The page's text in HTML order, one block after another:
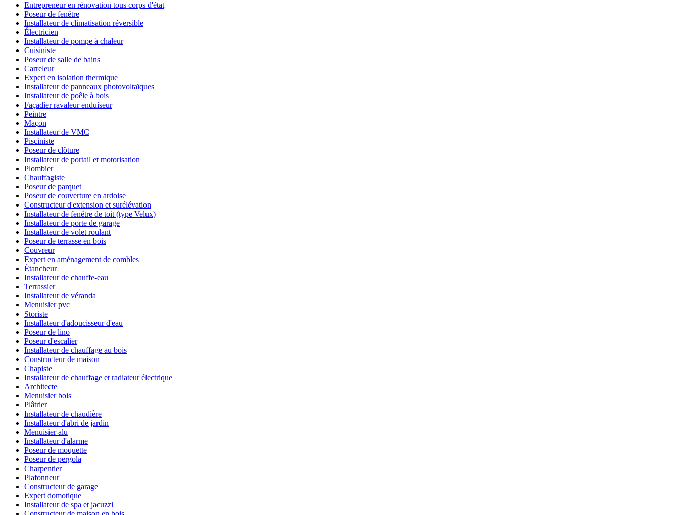
Entrepreneur en rénovation tous corps d'état
Poseur de fenêtre
Installateur de climatisation réversible
Électricien
Installateur de pompe à chaleur
Cuisiniste
Poseur de salle de bains
Carreleur
Expert en isolation thermique
Installateur de panneaux photovoltaïques
Installateur de poêle à bois
Façadier ravaleur enduiseur
Peintre
Maçon
Installateur de VMC
Pisciniste
Poseur de clôture
Installateur de portail et motorisation
Plombier
Chauffagiste
Poseur de parquet
Poseur de couverture en ardoise
Constructeur d'extension et surélévation
Installateur de fenêtre de toit (type Velux)
Installateur de porte de garage
Installateur de volet roulant
Poseur de terrasse en bois
Couvreur
Expert en aménagement de combles
Étancheur
Installateur de chauffe-eau
Terrassier
Installateur de véranda
Menuisier pvc
Storiste
Installateur d'adoucisseur d'eau
Poseur de lino
Poseur d'escalier
Installateur de chauffage au bois
Constructeur de maison
Chapiste
Installateur de chauffage et radiateur électrique
Architecte
Menuisier bois
Plâtrier
Installateur de chaudière
Installateur d'abri de jardin
Menuisier alu
Installateur d'alarme
Poseur de moquette
Poseur de pergola
Charpentier
Plafonneur
Constructeur de garage
Expert domotique
Installateur de spa et jacuzzi